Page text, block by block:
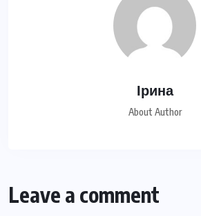
Ірина
About Author
Leave a comment